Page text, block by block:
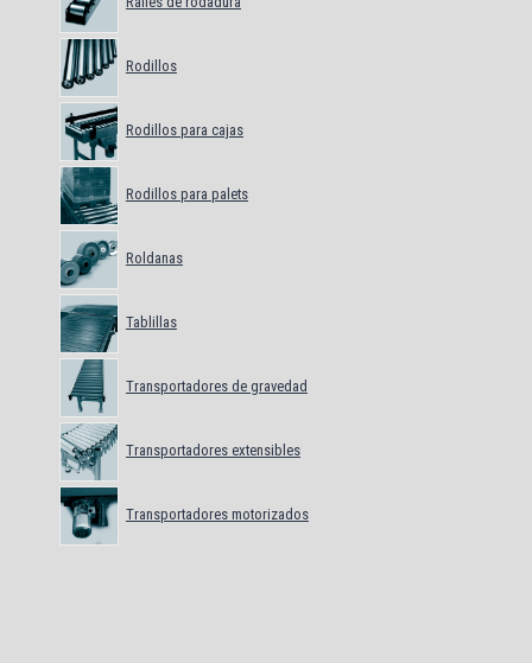
Rodillos
Rodillos para cajas
Rodillos para palets
Roldanas
Tablillas
Transportadores de gravedad
Transportadores extensibles
Transportadores motorizados